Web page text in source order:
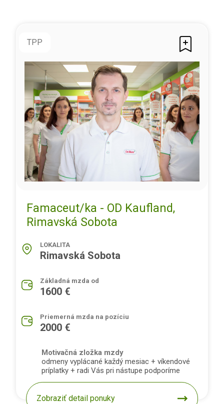
TPP
Famaceut/ka - OD Kaufland,
Rimavská Sobota
LOKALITA
Rimavská Sobota
Základná mzda od
1600 €
Priemerná mzda na pozíciu
2000 €
Motivačná zložka mzdy
odmeny vyplácané každý mesiac + víkendové
príplatky + radi Vás pri nástupe podporíme
Zobraziť detail ponuky